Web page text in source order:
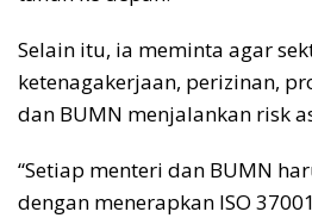
Selain itu, ia meminta agar
ketenagakerjaan, perizinan,
dan BUMN menjalankan risk
“Setiap menteri dan BUMN
dengan menerapkan ISO